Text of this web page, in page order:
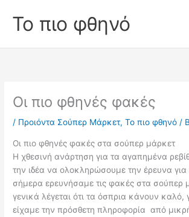
content
Το πιο φθηνό
Οι πιο φθηνές φακές
/ Προιόντα Σούπερ Μάρκετ,Το πιο φθηνό /
Οι πιο φθηνές φακές στα σούπερ μάρκετ
Η χθεσινή ανάρτηση για τα αγαπημένα
την ιδέα να ολοκληρώσουμε την έρευνα
σήμερα ερευνήσαμε τις φακές στα σούπερ
γενικά λέγεται ότι τα όσπρια κάνουν καλό,
είχαμε την πρόσθετη πληροφορία από